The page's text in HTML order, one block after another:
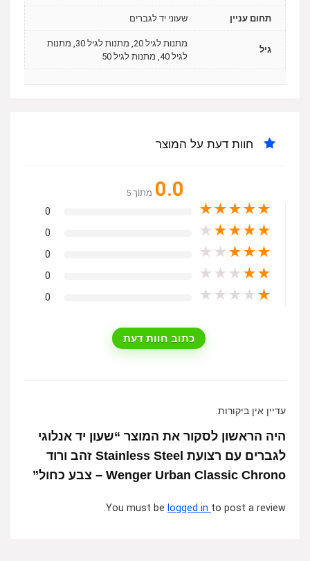
תחום עניין שעוני יד לגברים
גיל
מתנות לגיל 20, מתנות לגיל 30, מתנות
לגיל 40, מתנות לגיל 50
חוות דעת על המוצר
0.0 מִתוֹך 5
★
★
★
★
★
0
★
★
★
★
★
0
★
★
★
★
★
0
★
★
★
★
★
0
★
★
★
★
★
0
כתוב חוות דעת
עדיין אין ביקורות.
היה הראשון לסקור את המוצר “שעון יד אנלוגי
לגברים עם רצועת Stainless Steel זהב ורוד
Wenger Urban Classic Chrono – צבע כחול”
You must be logged in to post a review.